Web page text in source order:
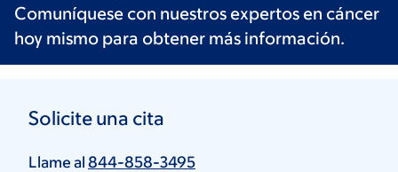
Comuníquese con nuestros expertos en cáncer
hoy mismo para obtener más información.
Solicite una cita
Llame al 844-858-3495